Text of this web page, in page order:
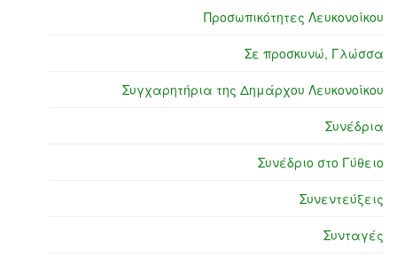
Προσωπικότητες Λευκονοίκου
Σε προσκυνώ, Γλώσσα
Συγχαρητήρια της Δημάρχου Λευκονοίκου
Συνέδρια
Συνέδριο στο Γύθειο
Συνεντεύξεις
Συνταγές